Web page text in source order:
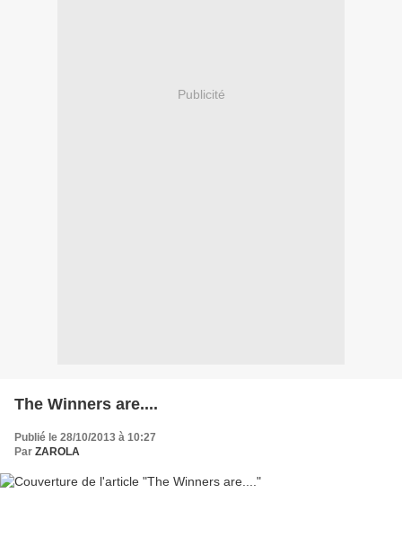
Publicité
The Winners are....
Publié le 28/10/2013 à 10:27
Par ZAROLA